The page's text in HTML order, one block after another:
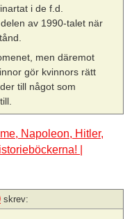
i de f.d.
av 1990-talet när
men däremot
gör kvinnors rätt
till något som
Napoleon, Hitler,
|
skrev: